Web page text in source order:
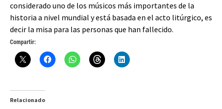
considerado uno de los músicos más importantes de la
historia a nivel mundial y está basada en el acto litúrgico, es
decir la misa para las personas que han fallecido.
Compartir:
Relacionado